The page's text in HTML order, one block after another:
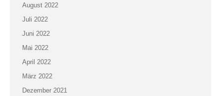
August 2022
Juli 2022
Juni 2022
Mai 2022
April 2022
März 2022
Dezember 2021